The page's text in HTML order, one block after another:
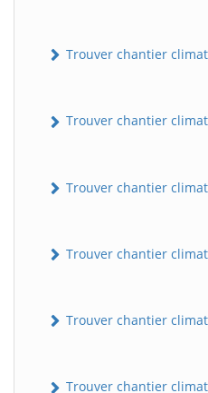
Trouver chantier
Trouver chantier
Trouver chantier
Trouver chantier
Trouver chantier
Trouver chantier